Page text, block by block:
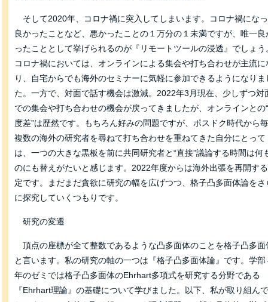
そして2020年、コロナ禍に突入してしまいます。コロナ禍にな
良かったことなど、悪かったことの１万分の１未満ですが、唯一良
ったこととして挙げられるのが『リモートツールの浸透』でしょう
コロナ禍においては、オンラインによる集会や打ち合わせが主流に
り、自宅からでも海外のセミナーに気軽に参加できるようになりま
た。一方で、対面で話す機会は激減。2022年3月現在、少しずつ対
での集会や打ち合わせの機会が戻ってきましたが、オンラインとの
度差”は歴然です。もちろん好みの問題ですが、ポスドク時代から
複数の海外の研究者を尋ねて打ち合わせを重ねてきた自分にとって
は、一つの大きな黒板を前に共同研究者と“直接”議論する時間は何
のにも替えがたいと感じます。2022年度からは海外出張を再開す
定です。まだまだ貪欲に研究の幅を広げつつ、格子凸多面体論をさ
に探究していくつもりです。
研究の変遷
頂点の座標が全て整数であるような凸多面体のことを格子凸多面
と言います。私の研究の軸の一つは『格子凸多面体論』です。学部
年のゼミでは格子凸多面体のEhrhart多項式を研究する分野である
『Ehrhart理論』の基礎について学びました。以下、私が取り組ん